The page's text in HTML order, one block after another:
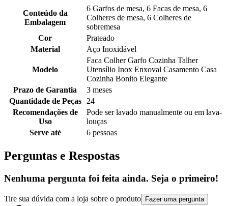
Conteúdo da
Embalagem
6 Garfos de mesa, 6 Facas de mesa, 6
Colheres de mesa, 6 Colheres de
sobremesa
Cor
Prateado
Material
Aço Inoxidável
Modelo
Faca Colher Garfo Cozinha Talher
Utensílio Inox Enxoval Casamento Casa
Cozinha Bonito Elegante
Prazo de Garantia
3 meses
Quantidade de Peças
24
Recomendações de
Uso
Pode ser lavado manualmente ou em lava-
louças
Serve até
6 pessoas
Perguntas e Respostas
Nenhuma pergunta foi feita ainda. Seja o primeiro!
Tire sua dúvida com a loja sobre o produto Fazer uma pergunta